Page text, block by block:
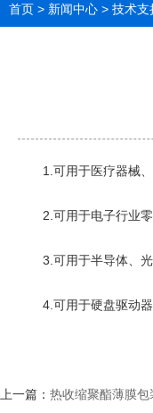
首页 > 新闻中心 > 技术支
1.可用于医疗器械
2.可用于电子行业零
3.可用于半导体、
4.可用于硬盘驱动
上一篇： 热收缩聚酯薄膜包